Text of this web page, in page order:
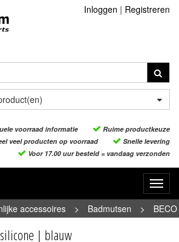
Inloggen | Registreren
voorraad informatie
Ruime productkeuze
veel producten op voorraad
Snelle levering
Voor 17.00 uur besteld = vandaag verzonden
accessoires > Badmutsen >
BECO
| blauw